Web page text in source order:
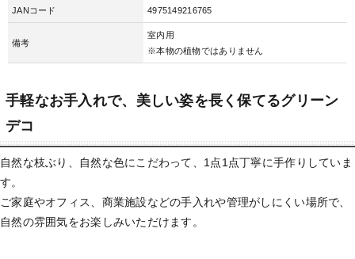
JANコード 4975149216765
備考
室内用
※本物の植物ではありません
手軽なお手入れで、美しい姿を長く保てるグリーン
デコ
自然な枝ぶり、自然な色にこだわって、1点1点丁寧に手作りしていま
す。
ご家庭やオフィス、商業施設などの手入れや管理がしにくい場所で、
自然の雰囲気をお楽しみいただけます。